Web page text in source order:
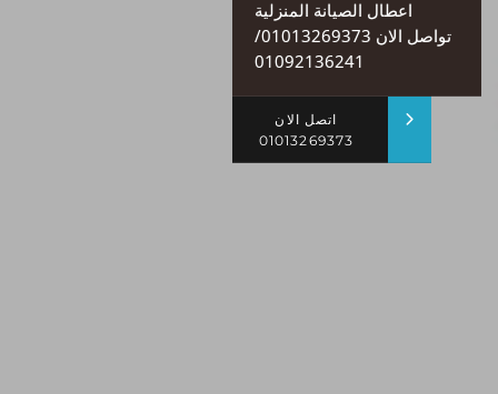
اعطال الصيانة المنزلية
تواصل الان 01013269373/
01092136241
اتصل الان
01013269373